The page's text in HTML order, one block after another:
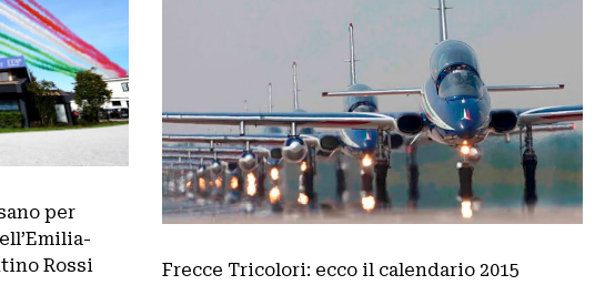
per
Rossi
Frecce Tricolori: ecco il calendario 2015